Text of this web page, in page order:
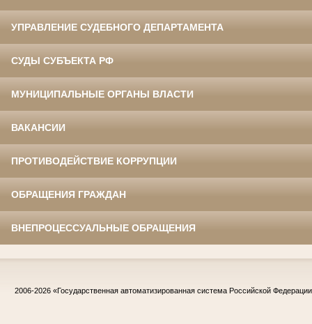
УПРАВЛЕНИЕ СУДЕБНОГО ДЕПАРТАМЕНТА
СУДЫ СУБЪЕКТА РФ
МУНИЦИПАЛЬНЫЕ ОРГАНЫ ВЛАСТИ
ВАКАНСИИ
ПРОТИВОДЕЙСТВИЕ КОРРУПЦИИ
ОБРАЩЕНИЯ ГРАЖДАН
ВНЕПРОЦЕССУАЛЬНЫЕ ОБРАЩЕНИЯ
2006-2026 «Государственная автоматизированная система Российской